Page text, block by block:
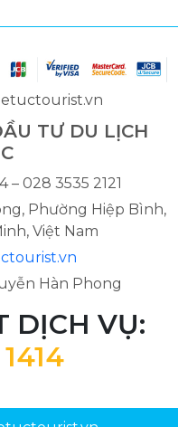
TƯ DU LỊCH
– 028 3535 2121
Phường Hiệp Bình,
Việt Nam
Hàn Phong
DỊCH VỤ: